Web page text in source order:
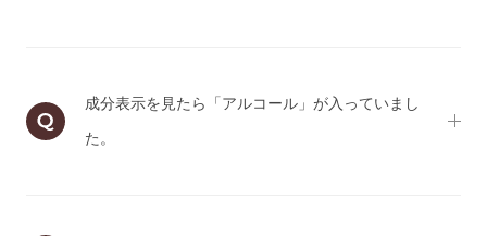
成分表示を見たら「アルコール」が入っていまし
た。